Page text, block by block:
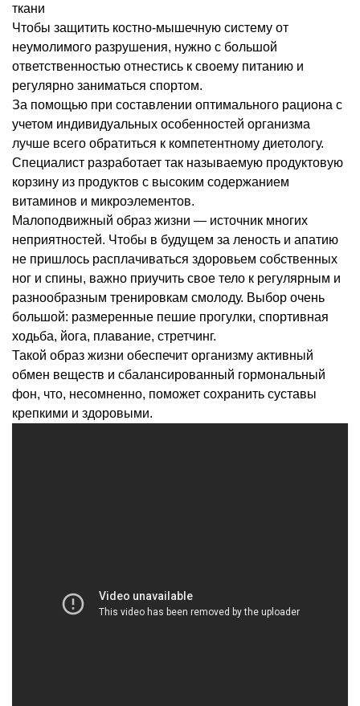
ткани
Чтобы защитить костно-мышечную систему от
неумолимого разрушения, нужно с большой
ответственностью отнестись к своему питанию и
регулярно заниматься спортом.
За помощью при составлении оптимального рациона с
учетом индивидуальных особенностей организма
лучше всего обратиться к компетентному диетологу.
Специалист разработает так называемую продуктовую
корзину из продуктов с высоким содержанием
витаминов и микроэлементов.
Малоподвижный образ жизни — источник многих
неприятностей. Чтобы в будущем за леность и апатию
не пришлось расплачиваться здоровьем собственных
ног и спины, важно приучить свое тело к регулярным и
разнообразным тренировкам смолоду. Выбор очень
большой: размеренные пешие прогулки, спортивная
ходьба, йога, плавание, стретчинг.
Такой образ жизни обеспечит организму активный
обмен веществ и сбалансированный гормональный
фон, что, несомненно, поможет сохранить суставы
крепкими и здоровыми.